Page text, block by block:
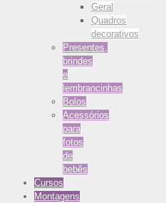
Geral
Quadros
decorativos
Presentes,
brindes
e
lembrancinhas
Bolos
Acessórios
para
fotos
de
bebês
Cursos
Montagens